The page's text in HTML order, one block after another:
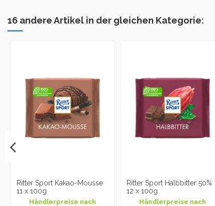
16 andere Artikel in der gleichen Kategorie:
Ritter Sport Kakao-Mousse
11 x 100g
Händlerpreise nach
Ritter Sport Halbbitter 50%
12 x 100g
Händlerpreise nach